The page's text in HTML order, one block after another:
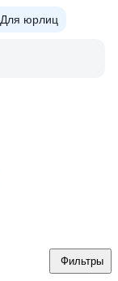
Для юрлиц
Фильтры